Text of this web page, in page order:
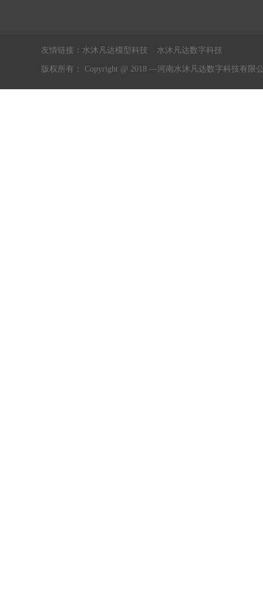
友情链接： 水沐凡达模型科技 水沐凡达数字科技
版权所有： Copyright @ 2018 —河南水沐凡达数字科技有限